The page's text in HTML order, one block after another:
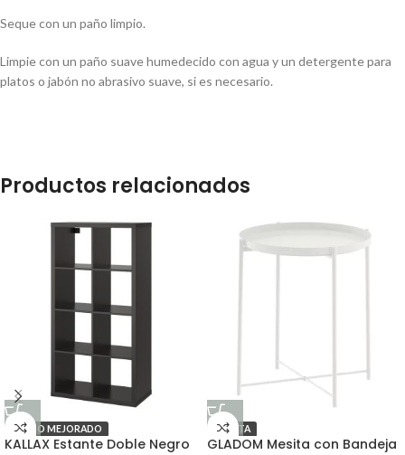
Seque con un paño limpio.
Limpie con un paño suave humedecido con agua y un detergente para
platos o jabón no abrasivo suave, si es necesario.
Productos relacionados
PRECIO MEJORADO
KALLAX Estante Doble Negro
OFERTA
GLADOM Mesita con Bandeja